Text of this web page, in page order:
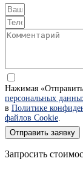
Нажимая «Отправить
персональных
в Политике
файлов Cookie.
Отправить заявку
Запросить